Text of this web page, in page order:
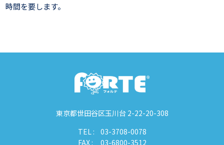
時間を要します。
東京都世田谷区玉川台 2-22-20-308
TEL :
03-3708-0078
FAX :
03-6800-3512